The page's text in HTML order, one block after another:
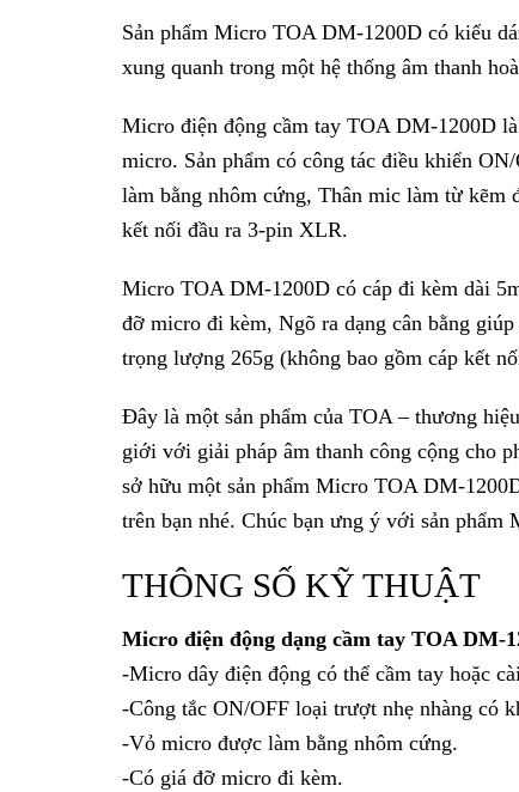
Sản phẩm Micro TOA DM-1200D có kiểu
xung quanh trong một hệ thống âm thanh
Micro điện động cầm tay TOA DM-1200D
micro. Sản phẩm có công tác điều khiển
làm bằng nhôm cứng, Thân mic làm từ kẽm
kết nối đầu ra 3-pin XLR.
Micro TOA DM-1200D có cáp đi kèm dài
đỡ micro đi kèm, Ngõ ra dạng cân bằng
trọng lượng 265g (không bao gồm cáp kết
Đây là một sản phẩm của TOA – thương
giới với giải pháp âm thanh công cộng cho
sở hữu một sản phẩm Micro TOA DM-
trên bạn nhé. Chúc bạn ưng ý với sản
THÔNG SỐ KỸ THUẬT
Micro điện động dạng cầm tay TOA DM-
-Micro dây điện động có thể cầm tay hoặc
-Công tắc ON/OFF loại trượt nhẹ nhàng có
-Vỏ micro được làm bằng nhôm cứng.
-Có giá đỡ micro đi kèm.